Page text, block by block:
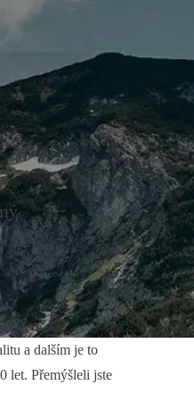
a dalším je to
let. Přemýšleli jste